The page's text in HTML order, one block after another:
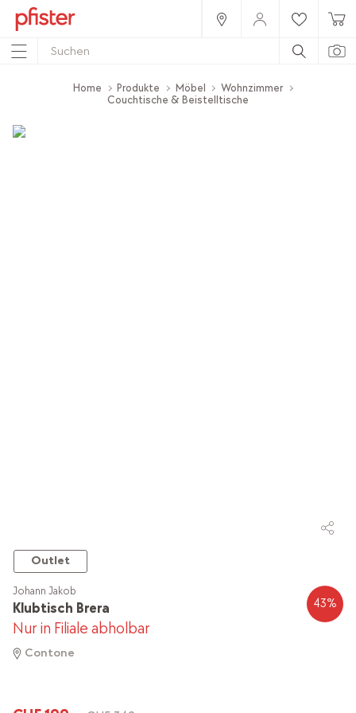
Home Produkte Möbel
Wohnzimmer
Couchtische & Beistelltische
Outlet
Klubtisch Brera
Johann Jakob
Nur in Filiale abholbar
Contone
43%